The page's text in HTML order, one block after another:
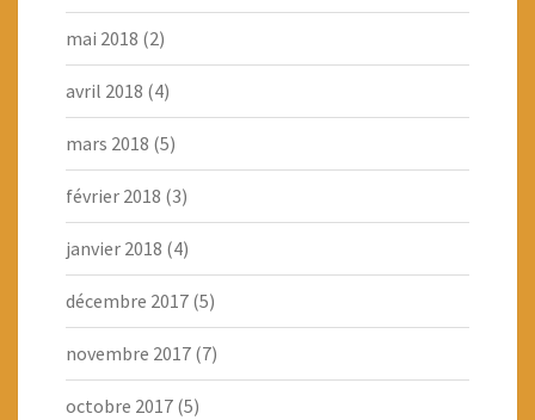
mai 2018 (2)
avril 2018 (4)
mars 2018 (5)
février 2018 (3)
janvier 2018 (4)
décembre 2017 (5)
novembre 2017 (7)
octobre 2017 (5)